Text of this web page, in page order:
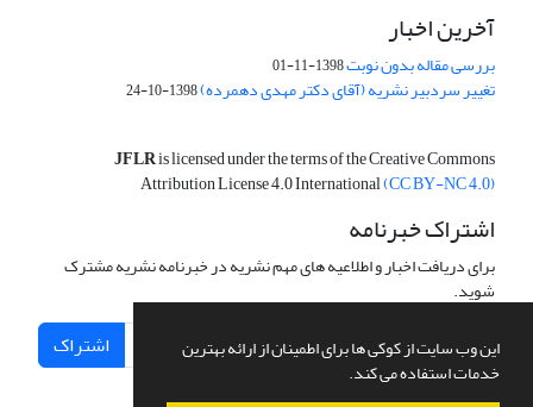
این وب سایت از کوکی ها برای اطمینان از ارائه بهترین
خدمات استفاده می کند.
آخرین اخبار
بررسی مقاله بدون نوبت1398-11-01
تغییر سردبیر نشریه (آقای دکتر مهدی دهمرده)1398-10-24
JFLRis licensed under the terms of the Creative Commons
Attribution License 4.0 International(CC BY-NC 4.0)
اشتراک خبرنامه
برای دریافت اخبار و اطلاعیه های مهم نشریه در خبرنامه نشریه مشترک
شوید.
اشتراک